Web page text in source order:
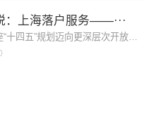
：上海落户服务——···
“十四五”规划迈向更深层次开放的